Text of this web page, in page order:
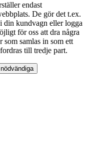
endast
De gör det t.ex.
din kundvagn eller logga
för oss att dra några
som samlas in som ett
till tredje part.